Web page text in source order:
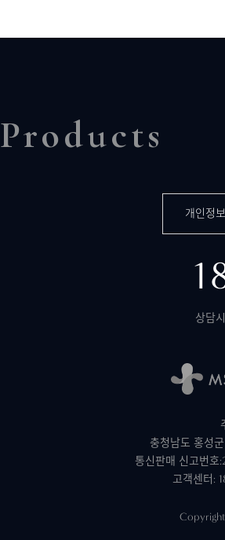
Products
개인정
상담
충청남도 홍성
통신판매 신고번호
고객센터: